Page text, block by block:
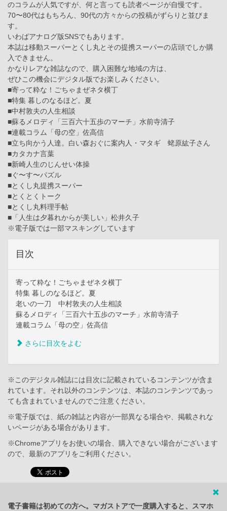
のコラムが人気ですが、何と言っても読者ページが自慢です。
70〜80代はもちろん、90代の方々からの投稿がずらりと並びま
す。
いわばアナログ版SNSでもあります。
本誌は移動スーパーとくし丸とその提携スーパーの店頭でしか購
入できません。
かなりレアな雑誌なので、購入困難な地域の方は、
ぜひこの機会にデジタル版でお楽しみください。
■寄って粋な！ごちゃまぜネタ横丁
■特集 暮しのなるほど。夏
■中村敦夫の人生相談
■蘇るメロディ「三百六十五歩のマーチ」水前寺清子
■連載コラム「母の空」佐高信
■立ち向かう人達。白い森おぐに案内人・マタギ 蛯原紘子さん
■カタカナ言葉
■新崎人生のじんせい体操
■ぐ〜す〜パズル
■とくし丸提携スーパー
■とくとくトーク
■とくし丸料理手帖
■「人生は夕暮れからが美しい」松井久子
※電子版では一部マスキングしています
目次
寄って粋な！ごちゃまぜネタ横丁
特集 暮しのなるほど。夏
老いの一刀 中村敦夫の人生相談
蘇るメロディ「三百六十五歩のマーチ」水前寺清子
連載コラム「母の空」佐高信
さらに目次をよむ
※このデジタル雑誌には目次に記載されているコンテンツが含ま
れています。それ以外のコンテンツは、本誌のコンテンツであっ
ても含まれていませんのでご注意ください。
※電子版では、紙の雑誌と内容が一部異なる場合や、掲載されな
いページがある場合があります。
※Chromeアプリをお使いの場合、購入できない場合がございます
ので、最新のアプリをご利用ください。
電子書籍は初めての方へ。マガストアで一度購入すると、スマホ